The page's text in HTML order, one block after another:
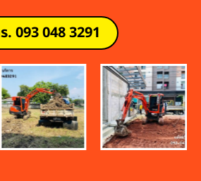
. 093 048 3291